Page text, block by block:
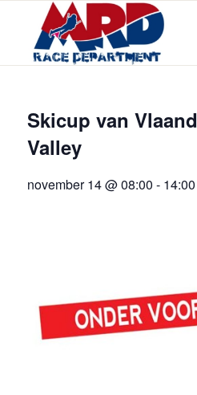
Skicup van
Valley
november 14 @ 08:00 - 14:00